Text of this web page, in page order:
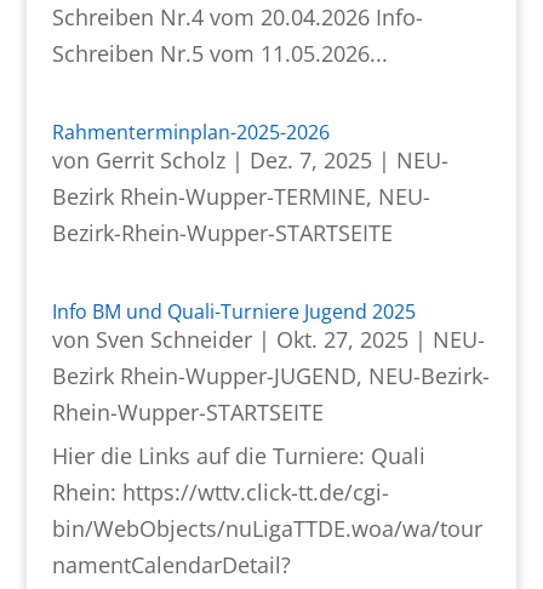
Schreiben Nr.4 vom 20.04.2026 Info-
Schreiben Nr.5 vom 11.05.2026...
Rahmenterminplan-2025-2026
von Gerrit Scholz| Dez. 7, 2025| NEU-
Bezirk Rhein-Wupper-TERMINE, NEU-
Bezirk-Rhein-Wupper-STARTSEITE
Info BM und Quali-Turniere Jugend 2025
von Sven Schneider| Okt. 27, 2025| NEU-
Bezirk Rhein-Wupper-JUGEND, NEU-Bezirk-
Rhein-Wupper-STARTSEITE
Hier die Links auf die Turniere: Quali
Rhein: https://wttv.click-tt.de/cgi-
bin/WebObjects/nuLigaTTDE.woa/wa/tour
namentCalendarDetail?